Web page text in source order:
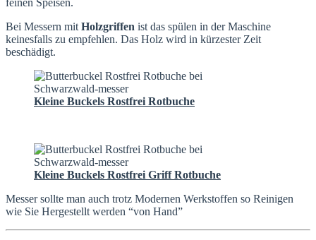
Bei Messern mit Holzgriffen ist das spülen in der Maschine
keinesfalls zu empfehlen. Das Holz wird in kürzester Zeit
beschädigt.
Kleine Buckels Rostfrei Rotbuche
Kleine Buckels Rostfrei Griff Rotbuche
Messer sollte man auch trotz Modernen Werkstoffen so Reinigen
wie Sie Hergestellt werden “von Hand”